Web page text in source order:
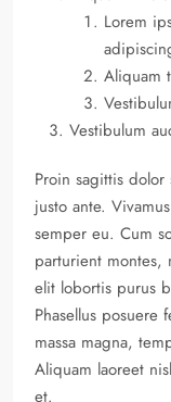
Lorem
Aliquam
Vestibulum
Proin sagittis
justo ante.
semper eu. Cum
parturient montes,
elit lobortis purus
Phasellus
massa magna,
Aliquam laoreet
et.